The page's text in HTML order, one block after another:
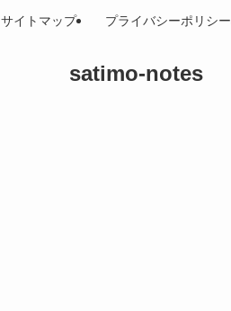
satimo-notes
サイトマップ プライバシーポリシー